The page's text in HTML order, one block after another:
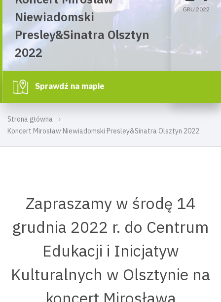
Strona główna
Koncert Mirosław Niewiadomski Presley&Sinatra Olsztyn 2022
Niewiadomski
Presley&Sinatra Olsztyn
2022
GRU 2022
Sprawdź na mapie
Zapraszamy w środę 14
grudnia 2022 r. do Centrum
Edukacji i Inicjatyw
Kulturalnych w Olsztynie na